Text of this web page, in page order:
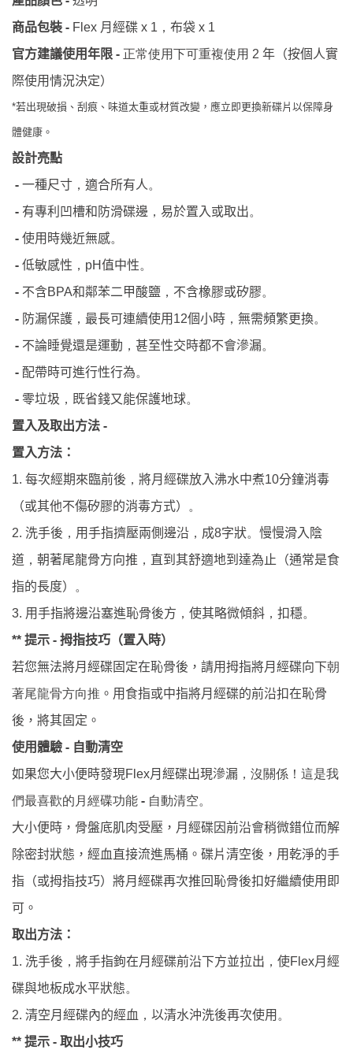
商品包裝 - Flex 月經碟 x 1 ， 布袋 x 1
官方建議使用年限 - 正常使用下可重複使用 2 年（按個人實
際使用情況決定）
*若出現破損、刮痕、味道太重或材質改變，應立即更換新碟片以保障身
體健康。
設計亮點
-一種尺寸 ， 適合所有人。
- 有專利凹槽和防滑碟邊 ， 易於置入或取出。
-使用時幾近無感。
-低敏感性 ， pH值中性。
- 不含BPA和鄰苯二甲酸鹽 ， 不含橡膠或矽膠。
- 防漏保護 ， 最長可連續使用12個小時 ， 無需頻繁更換。
- 不論睡覺還是運動 ， 甚至性交時都不會滲漏。
-配帶時可進行性行為。
- 零垃圾 ， 既省錢又能保護地球。
置入及取出方法 -
置入方法：
1. 每次經期來臨前後 ， 將月經碟放入沸水中煮10分鐘消毒
（或其他不傷矽膠的消毒方式）
。
2. 洗手後 ， 用手指擠壓兩側邊沿 ， 成8字狀。 慢慢滑入陰
道 ， 朝著尾龍骨方向推 ， 直到其舒適地到達為止（通常是食
指的長度）
。
3. 用手指將邊沿塞進恥骨後方 ， 使其略微傾斜 ， 扣穩。
** 提示-拇指技巧（置入時）
若您無法將月經碟固定在恥骨後，請用拇指將月經碟向下朝
著尾龍骨方向推 。用食指或中指將月經碟的前沿扣在恥骨
後，將其固定。
使用體驗 - 自動清空
如果您大小便時發現Flex月經碟出現滲漏 ， 沒關係！這是我
們最喜歡的月經碟功能 - 自動清空。
大小便時，骨盤底肌肉受壓，月經碟因前沿會稍微錯位而解
除密封狀態，經血直接流進馬桶。碟片清空後，用乾淨的手
指（或拇指技巧）將月經碟再次推回恥骨後扣好繼續使用即
可。
取出方法：
1. 洗手後 ， 將手指鉤在月經碟前沿下方並拉出 ， 使Flex月經
碟與地板成水平狀態。
2. 清空月經碟內的經血 ， 以清水沖洗後再次使用。
** 提示-取出小技巧